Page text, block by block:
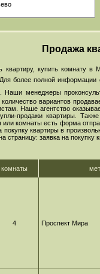
Продажа
купить комнату в
более полной информации
. Наши менеджеры
вариантов
Наше агентство
продажи квартиры.
или комнаты есть форма
покупку квартиры в
страницу: заявка на покупку
комнаты
4 Проспект Мира